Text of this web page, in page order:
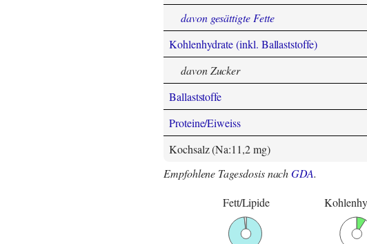
davon gesättigte Fette
Kohlenhydrate (inkl. Ballaststoffe)
davon Zucker
Ballaststoffe
Proteine/Eiweiss
Kochsalz (Na:11,2 mg)
Empfohlene Tagesdosis nachGDA.
Fett/Lipide